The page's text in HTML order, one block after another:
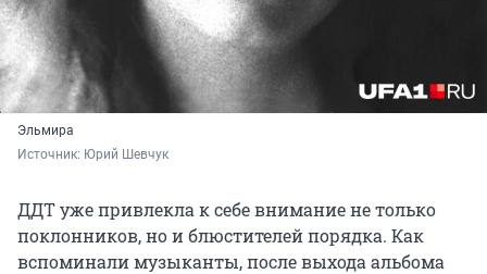
Эльмира
Источник: Юрий Шевчук
ДДТ уже привлекла к себе внимание не только
поклонников, но и блюстителей порядка. Как
вспоминали музыканты, после выхода альбома